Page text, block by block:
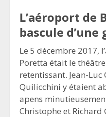
L’aéroport de
bascule
Le 5 décembre 2017,
Poretta était le
retentissant. Jean-
Quilicchini y étaient
apens
Christophe et Richard